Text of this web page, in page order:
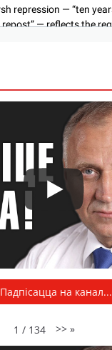
Падпісацца на канал...
1 / 134 >> »